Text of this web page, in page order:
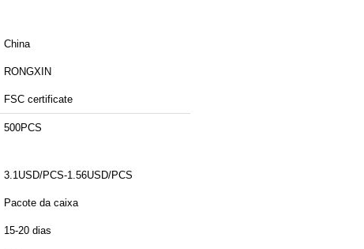
China
RONGXIN
FSC certificate
500PCS
3.1USD/PCS-1.56USD/PCS
Pacote da caixa
15-20 dias